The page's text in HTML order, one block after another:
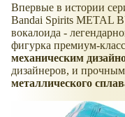
Впервые в истории
Bandai Spirits METAL
вокалоида -
фигурка премиум-
механическим
дизайнеров, и прочным
металлического